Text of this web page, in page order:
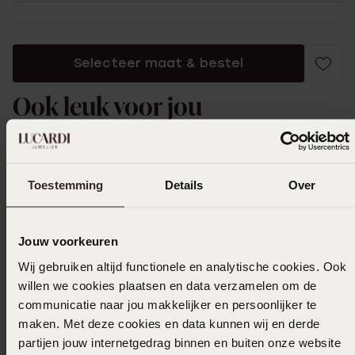
Toestemming Details Over
Jouw voorkeuren
Wij gebruiken altijd functionele en analytische cookies. Ook
willen we cookies plaatsen en data verzamelen om de
communicatie naar jou makkelijker en persoonlijker te
maken. Met deze cookies en data kunnen wij en derde
partijen jouw internetgedrag binnen en buiten onze website
Selecteer maat & bestel
Ook leuk voor jou